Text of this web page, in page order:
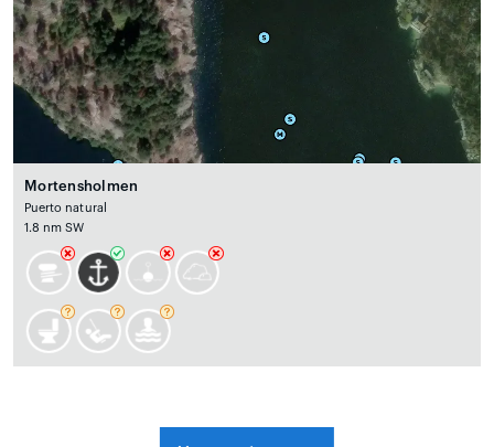
Mortensholmen
Puerto natural
1.8 nm SW